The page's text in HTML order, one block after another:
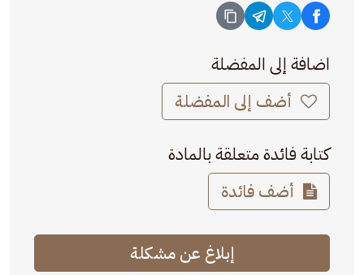
اضافة إلى المفضلة
أضف إلى المفضلة
كتابة فائدة متعلقة بالمادة
أضف فائدة
إبلاغ عن مشكلة